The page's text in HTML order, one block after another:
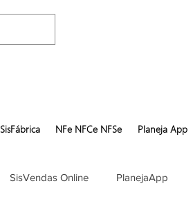
SisFábrica NFe NFCe NFSe Planeja App
SisVendas Online PlanejaApp